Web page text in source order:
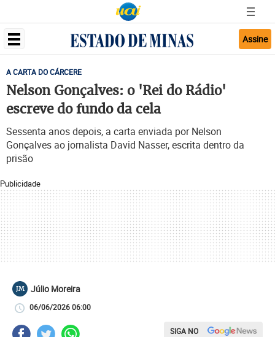
Assine
A CARTA DO CÁRCERE
Nelson Gonçalves: o 'Rei do Rádio'
escreve do fundo da cela
Sessenta anos depois, a carta enviada por Nelson
Gonçalves ao jornalista David Nasser, escrita dentro da
prisão
Publicidade
JM Júlio Moreira
06/06/2026 06:00
SIGA NO